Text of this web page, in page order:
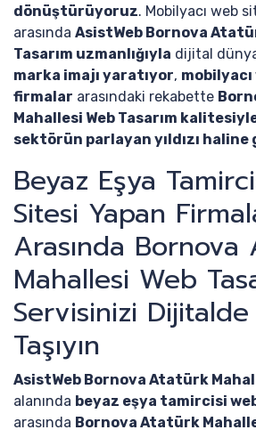
dönüştürüyoruz. Mobilyacı web
arasında AsistWeb Bornova
Tasarım uzmanlığıyla dijital
marka imajı yaratıyor,
firmalar arasındaki rekabette
Mahallesi Web Tasarım
sektörün parlayan yıldızı
Beyaz Eşya
Sitesi Yapan
Arasında Bornova
Mahallesi Web
Servisinizi
Taşıyın
AsistWeb Bornova Atatürk
alanında beyaz eşya tamircisi
arasında Bornova Atatürk